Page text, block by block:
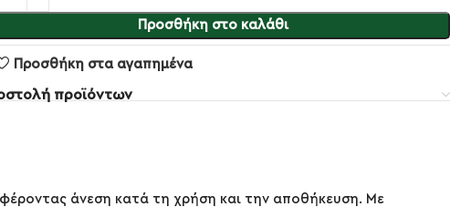
Προσθήκη στο καλάθι
Προσθήκη στα αγαπημένα
προϊόντων
άνεση κατά τη χρήση και την αποθήκευση. Με